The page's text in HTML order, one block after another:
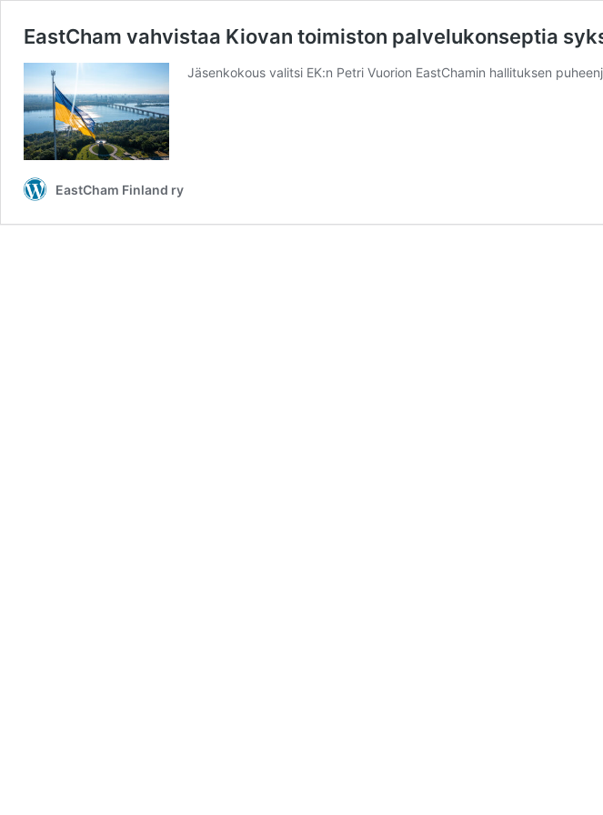
EastCham vahvistaa Kiovan toimiston palvelukonseptia
Jäsenkokous valitsi EK:n Petri Vuorion EastChamin hallituksen
EastCham Finland ry